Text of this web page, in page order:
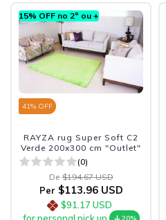
15% OFF no 2º ou +
41% OFF
RAYZA rug Super Soft C2
Verde 200x300 cm "Outlet"
(0)
De $194.67 USD
Per $113.96 USD
$91.17 USD
20%